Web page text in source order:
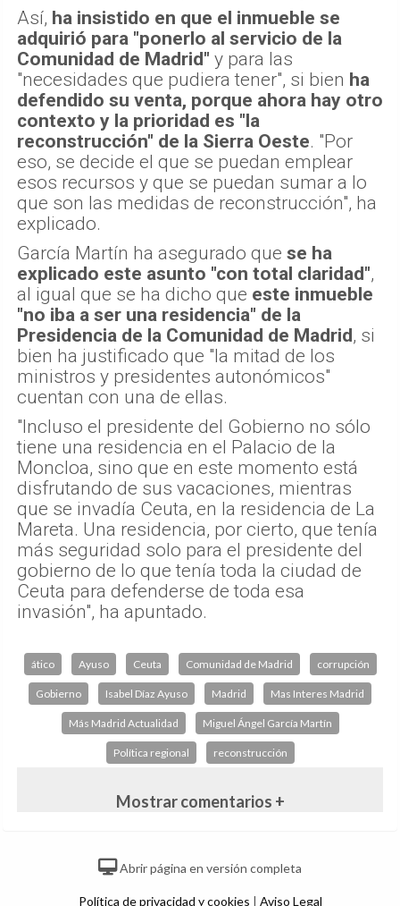
Así, ha insistido en que el inmueble se
adquirió para "ponerlo al servicio de la
Comunidad de Madrid" y para las
"necesidades que pudiera tener", si bien ha
defendido su venta, porque ahora hay otro
contexto y la prioridad es "la
reconstrucción" de la Sierra Oeste. "Por
eso, se decide el que se puedan emplear
esos recursos y que se puedan sumar a lo
que son las medidas de reconstrucción", ha
explicado.
García Martín ha asegurado que se ha
explicado este asunto "con total claridad",
al igual que se ha dicho que este inmueble
"no iba a ser una residencia" de la
Presidencia de la Comunidad de Madrid, si
bien ha justificado que "la mitad de los
ministros y presidentes autonómicos"
cuentan con una de ellas.
"Incluso el presidente del Gobierno no sólo
tiene una residencia en el Palacio de la
Moncloa, sino que en este momento está
disfrutando de sus vacaciones, mientras
que se invadía Ceuta, en la residencia de La
Mareta. Una residencia, por cierto, que tenía
más seguridad solo para el presidente del
gobierno de lo que tenía toda la ciudad de
Ceuta para defenderse de toda esa
invasión", ha apuntado.
ático Ayuso Ceuta Comunidad de Madrid corrupción
Gobierno Isabel Díaz Ayuso Madrid Mas Interes Madrid
Más Madrid Actualidad Miguel Ángel García Martín
Política regional reconstrucción
Mostrar comentarios +
Abrir página en versión completa
Política de privacidad y cookies | Aviso Legal